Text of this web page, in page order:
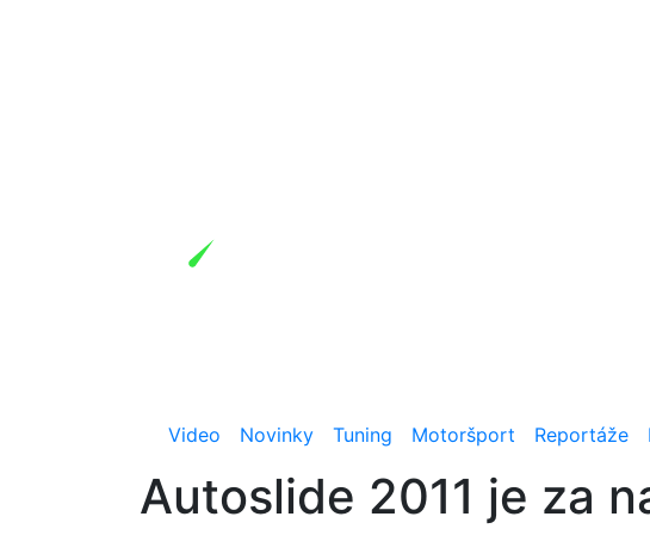
Video
Novinky Tuning Motoršport Reportáže
Autoslide 2011 je za